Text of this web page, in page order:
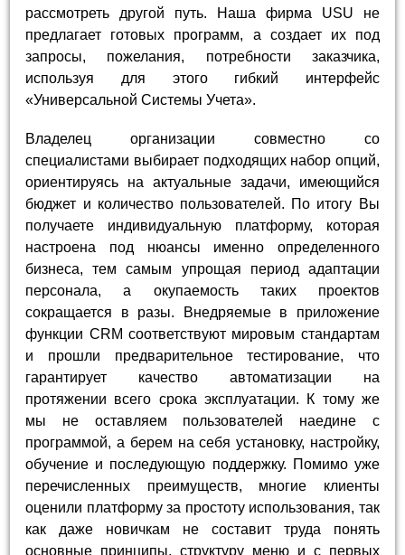
рассмотреть другой путь. Наша фирма USU не
предлагает готовых программ, а создает их под
запросы, пожелания, потребности заказчика,
используя для этого гибкий интерфейс
«Универсальной Системы Учета».
Владелец организации совместно со
специалистами выбирает подходящих набор опций,
ориентируясь на актуальные задачи, имеющийся
бюджет и количество пользователей. По итогу Вы
получаете индивидуальную платформу, которая
настроена под нюансы именно определенного
бизнеса, тем самым упрощая период адаптации
персонала, а окупаемость таких проектов
сокращается в разы. Внедряемые в приложение
функции CRM соответствуют мировым стандартам
и прошли предварительное тестирование, что
гарантирует качество автоматизации на
протяжении всего срока эксплуатации. К тому же
мы не оставляем пользователей наедине с
программой, а берем на себя установку, настройку,
обучение и последующую поддержку. Помимо уже
перечисленных преимуществ, многие клиенты
оценили платформу за простоту использования, так
как даже новичкам не составит труда понять
основные принципы, структуру меню и с первых